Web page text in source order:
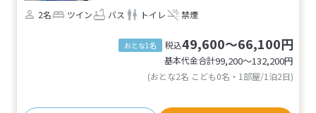
2名
ツイン バス トイレ 禁煙
おとな1名 税込49,600～66,100円
基本代金合計99,200〜132,200円
(おとな2名 こども0名・1部屋/1泊2日)